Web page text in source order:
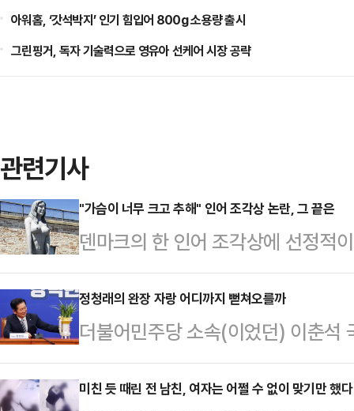
아워홈, ‘갓석박지’ 인기 힘입어 800g 소용량 출시
그린핑거, 독자 기술력으로 영유아 선케어 시장 공략
관련기사
"가슴이 너무 크고 추해" 인어 조각상 논란, 그 끝은
덴마크의 한 인어 조각상에 선정적
다.4일(현지시간) 영국 가디언에 따
근 '드라고르 요새' 앞에 설치된 '큰
인 요새와 어울리지 않는다는 이유
는 이 조각상은 코펜하겐 해변의 바
는 달리 가슴 부분이 강조돼 있어
정청래의 완장 자랑 어디까지 뻗쳐오를까
더불어민주당 소속(이었던) 이춘석
4일 국회 본회의 중 차명으로 주식
장에서, 잘못 들고 들어간 보좌관
미친 듯 때린 전 남친, 여자는 어쩔 수 없이 맞기만 했다